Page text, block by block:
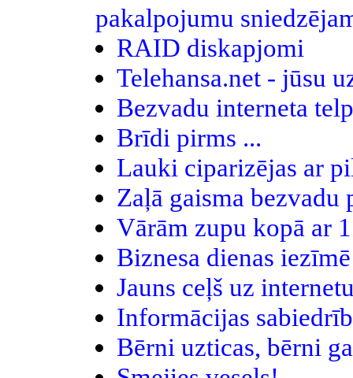
pakalpojumu
RAID diskapjomi
Telehansa.net - jūsu
Bezvadu interneta
Brīdi pirms ...
Lauki ciparizējas ar
Zaļā gaisma bezvadu
Vārām zupu kopā ar
Biznesa dienas
Jauns ceļš uz
Informācijas
Bērni uzticas, bērni